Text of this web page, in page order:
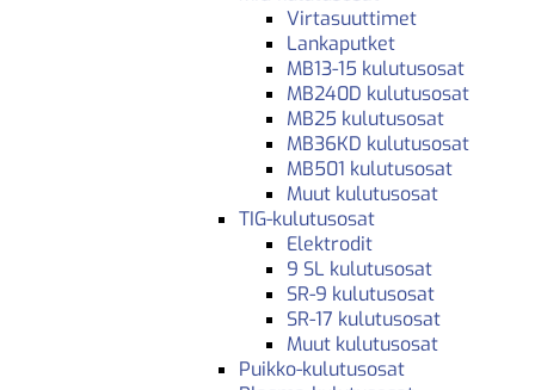
Virtasuuttimet
Lankaputket
MB13-15 kulutusosat
MB240D kulutusosat
MB25 kulutusosat
MB36KD kulutusosat
MB501 kulutusosat
Muut kulutusosat
TIG-kulutusosat
Elektrodit
9 SL kulutusosat
SR-9 kulutusosat
SR-17 kulutusosat
Muut kulutusosat
Puikko-kulutusosat